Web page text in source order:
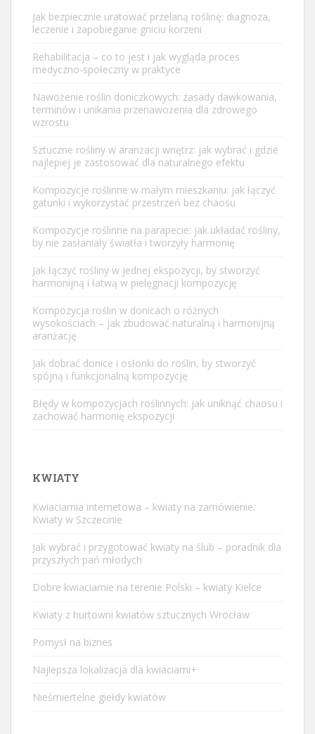
Jak bezpiecznie uratować przelaną roślinę: diagnoza,
leczenie i zapobieganie gniciu korzeni
Rehabilitacja – co to jest i jak wygląda proces
medyczno-społeczny w praktyce
Nawożenie roślin doniczkowych: zasady dawkowania,
terminów i unikania przenawożenia dla zdrowego
wzrostu
Sztuczne rośliny w aranżacji wnętrz: jak wybrać i gdzie
najlepiej je zastosować dla naturalnego efektu
Kompozycje roślinne w małym mieszkaniu: jak łączyć
gatunki i wykorzystać przestrzeń bez chaosu
Kompozycje roślinne na parapecie: jak układać rośliny,
by nie zasłaniały światła i tworzyły harmonię
Jak łączyć rośliny w jednej ekspozycji, by stworzyć
harmonijną i łatwą w pielęgnacji kompozycję
Kompozycja roślin w donicach o różnych
wysokościach – jak zbudować naturalną i harmonijną
aranżację
Jak dobrać donice i osłonki do roślin, by stworzyć
spójną i funkcjonalną kompozycję
Błędy w kompozycjach roślinnych: jak uniknąć chaosu i
zachować harmonię ekspozycji
KWIATY
Kwiaciarnia internetowa – kwiaty na zamówienie.
Kwiaty w Szczecinie
Jak wybrać i przygotować kwiaty na ślub – poradnik dla
przyszłych pań młodych
Dobre kwiaciarnie na terenie Polski – kwiaty Kielce
Kwiaty z hurtowni kwiatów sztucznych Wrocław
Pomysł na biznes
Najlepsza lokalizacja dla kwiaciarni+
Nieśmiertelne giełdy kwiatów